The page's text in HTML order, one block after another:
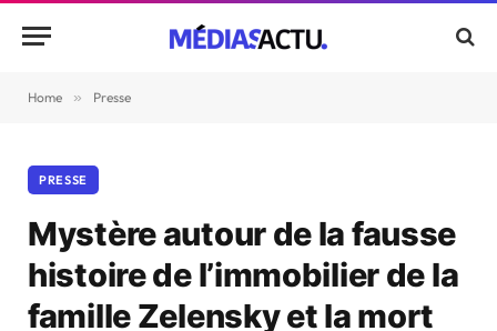
Home » Presse
PRESSE
Mystère autour de la fausse
histoire de l’immobilier de la
famille Zelensky et la mort